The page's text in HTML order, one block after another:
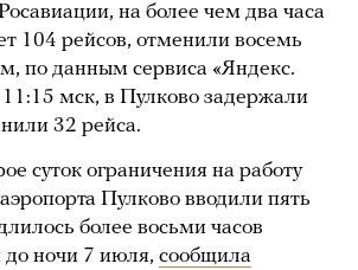
на более чем два часа
104 рейсов, отменили восемь
по данным сервиса «Яндекс.
мск, в Пулково задержали
32 рейса.
суток ограничения на работу
Пулково вводили пять
более восьми часов
до ночи 7 июля, сообщила